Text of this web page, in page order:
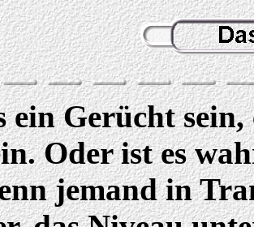
ein Gerücht
Oder ist es
jemand in